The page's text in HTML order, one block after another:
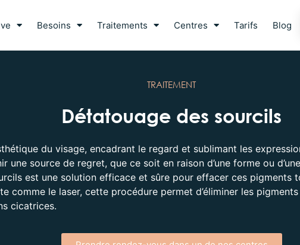
Besoins Traitements Centres Tarifs Blog
TRAITEMENT
Détatouage des sourcils
du visage, encadrant le regard et sublimant les
une source de regret, que ce soit en raison d’une forme ou
est une solution efficace et sûre pour effacer ces pigments
comme le laser, cette procédure permet d’éliminer les
cicatrices.